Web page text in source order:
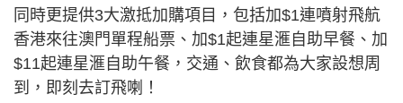
同時更提供3大激抵加購項目，包括加$1連噴射飛航
香港來往澳門單程船票、加$1起連星滙自助早餐、加
$11起連星滙自助午餐，交通、飲食都為大家設想周
到，即刻去訂飛喇！